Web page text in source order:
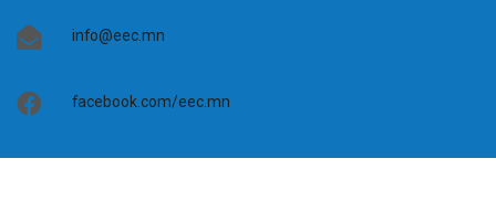
info@eec.mn
facebook.com/eec.mn